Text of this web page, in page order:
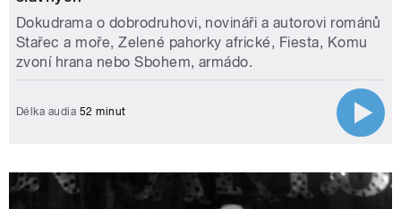
Dokudrama o dobrodruhovi, novináři a autorovi románů
Stařec a moře, Zelené pahorky africké, Fiesta, Komu
zvoní hrana nebo Sbohem, armádo.
Délka audia 52 minut